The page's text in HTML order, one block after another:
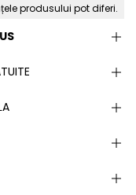
produsului pot diferi.